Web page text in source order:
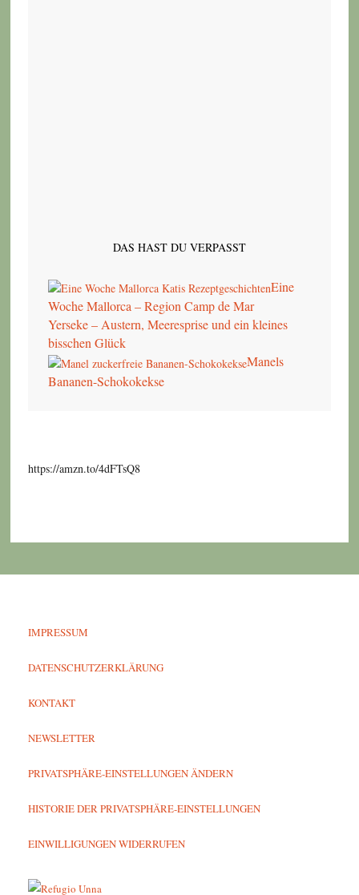
DAS HAST DU VERPASST
Eine
Woche Mallorca – Region Camp de Mar
Yerseke – Austern, Meeresprise und ein kleines
bisschen Glück
Manels
Bananen-Schokokekse
https://amzn.to/4dFTsQ8
IMPRESSUM
DATENSCHUTZERKLÄRUNG
KONTAKT
NEWSLETTER
PRIVATSPHÄRE-EINSTELLUNGEN ÄNDERN
HISTORIE DER PRIVATSPHÄRE-EINSTELLUNGEN
EINWILLIGUNGEN WIDERRUFEN